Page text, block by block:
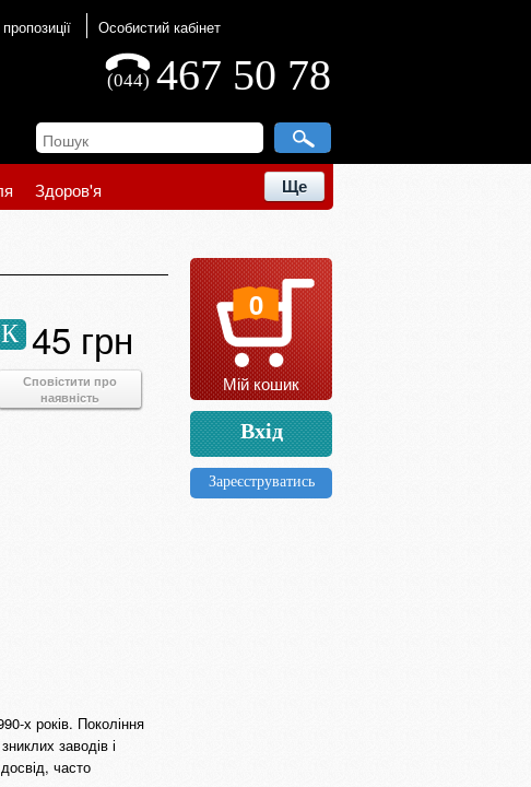
Особистий кабінет
467 50 78
(044)
Здоров'я Ще
45 грн
К
Сповістити про
наявність
х років. Покоління
заводів і
часто
0
Мій кошик
Вхід
Зареєструватись